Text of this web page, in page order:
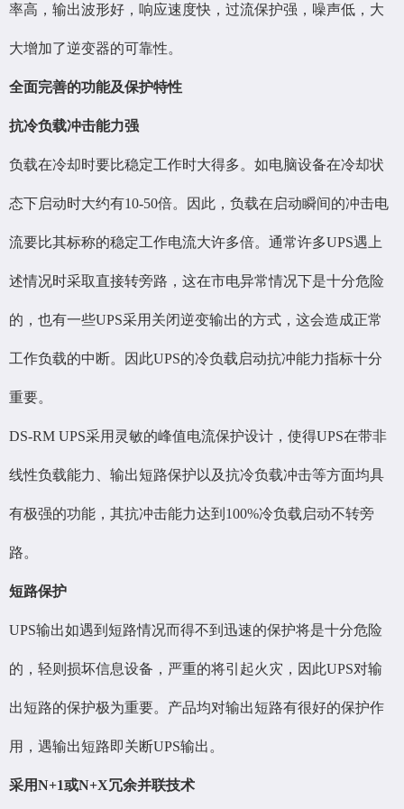
率高，输出波形好，响应速度快，过流保护强，噪声低，大
大增加了逆变器的可靠性。
全面完善的功能及保护特性
抗冷负载冲击能力强
负载在冷却时要比稳定工作时大得多。如电脑设备在冷却状
态下启动时大约有10-50倍。因此，负载在启动瞬间的冲击电
流要比其标称的稳定工作电流大许多倍。通常许多UPS遇上
述情况时采取直接转旁路，这在市电异常情况下是十分危险
的，也有一些UPS采用关闭逆变输出的方式，这会造成正常
工作负载的中断。因此UPS的冷负载启动抗冲能力指标十分
重要。
DS-RM UPS采用灵敏的峰值电流保护设计，使得UPS在带非
线性负载能力、输出短路保护以及抗冷负载冲击等方面均具
有极强的功能，其抗冲击能力达到100%冷负载启动不转旁
路。
短路保护
UPS输出如遇到短路情况而得不到迅速的保护将是十分危险
的，轻则损坏信息设备，严重的将引起火灾，因此UPS对输
出短路的保护极为重要。产品均对输出短路有很好的保护作
用，遇输出短路即关断UPS输出。
采用N+1或N+X冗余并联技术